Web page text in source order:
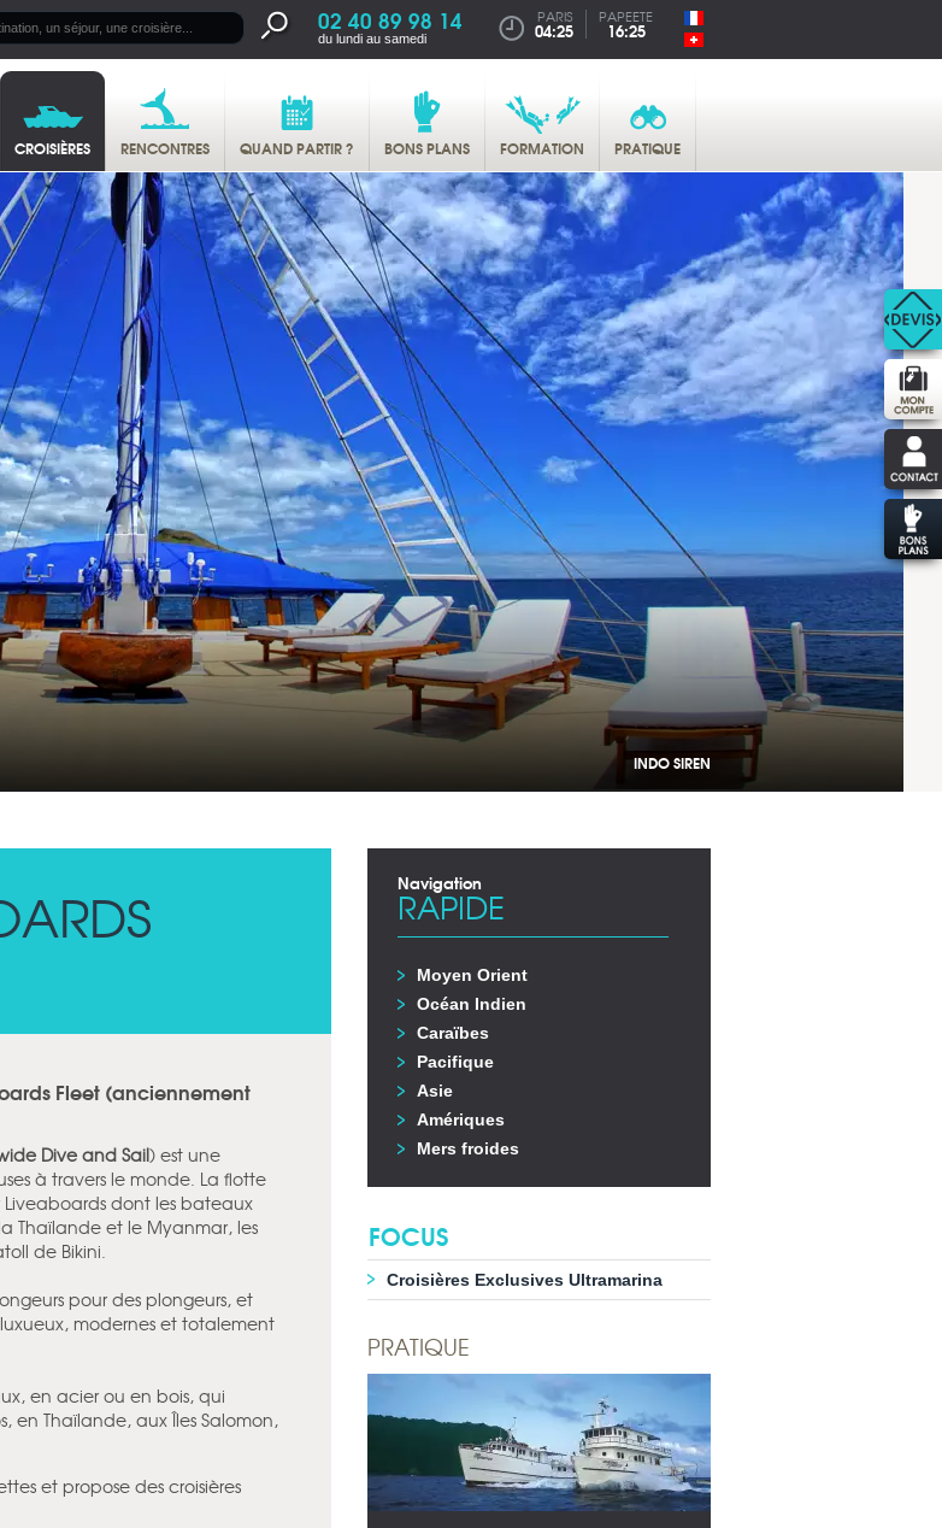
02 40 89 98 14
du lundi au samedi
PARIS
04:25
PAPEETE
16:25
CROISIÈRES RENCONTRES QUAND PARTIR ? BONS PLANS FORMATION PRATIQUE
INDO SIREN
Fleet (anciennement
Dive and Sail) est une
à travers le monde. La flotte
Liveaboards dont les bateaux
Thaïlande et le Myanmar, les
de Bikini.
pour des plongeurs, et
modernes et totalement
en acier ou en bois, qui
en Thaïlande, aux Îles Salomon,
et propose des croisières
Navigation
RAPIDE
Moyen Orient
Océan Indien
Caraïbes
Pacifique
Asie
Amériques
Mers froides
FOCUS
Croisières Exclusives Ultramarina
PRATIQUE